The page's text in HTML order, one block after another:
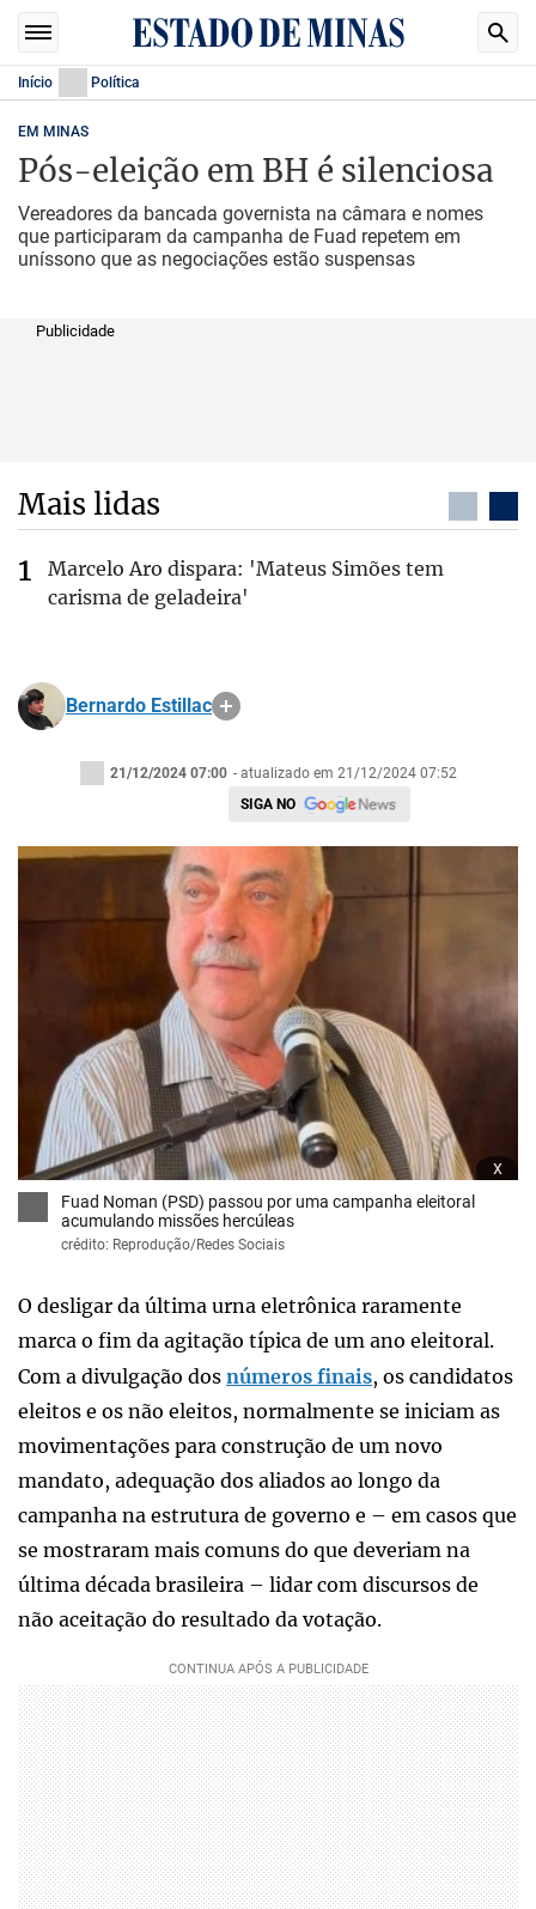
Início Política
EM MINAS
Pós-eleição em BH é silenciosa
Vereadores da bancada governista na câmara e nomes
que participaram da campanha de Fuad repetem em
uníssono que as negociações estão suspensas
Publicidade
Mais lidas
Marcelo Aro dispara: 'Mateus Simões tem
carisma de geladeira'
Bernardo Estillac
21/12/2024 07:00 - atualizado em 21/12/2024 07:52
SIGA NO
x
Fuad Noman (PSD) passou por uma campanha eleitoral
acumulando missões hercúleas
crédito: Reprodução/Redes Sociais
O desligar da última urna eletrônica raramente
marca o fim da agitação típica de um ano eleitoral.
Com a divulgação dos números finais, os candidatos
eleitos e os não eleitos, normalmente se iniciam as
movimentações para construção de um novo
mandato, adequação dos aliados ao longo da
campanha na estrutura de governo e – em casos que
se mostraram mais comuns do que deveriam na
última década brasileira – lidar com discursos de
não aceitação do resultado da votação.